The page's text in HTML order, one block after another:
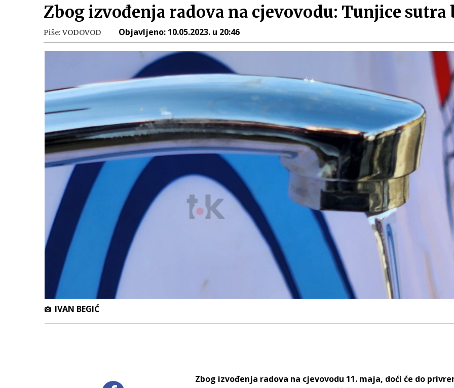
Zbog izvođenja radova na cjevovodu: Tunjice sutra
Piše: VODOVOD Objavljeno: 10.05.2023. u 20:46
IVAN BEGIĆ
Zbog izvođenja radova na cjevovodu 11. maja, doći će do